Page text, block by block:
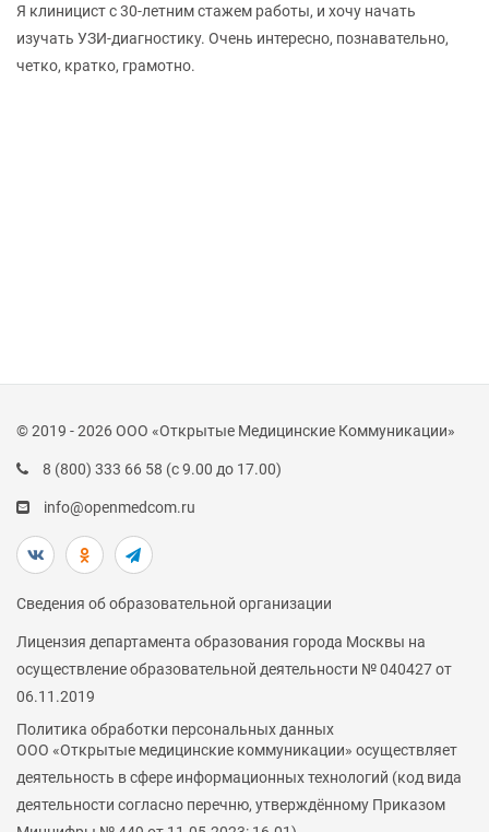
Я клиницист с 30-летним стажем работы, и хочу начать
изучать УЗИ-диагностику. Очень интересно, познавательно,
четко, кратко, грамотно.
© 2019 - 2026 ООО «Открытые Медицинские Коммуникации»
8 (800) 333 66 58 (с 9.00 до 17.00)
info@openmedcom.ru
Сведения об образовательной организации
Лицензия департамента образования города Москвы на
осуществление образовательной деятельности № 040427 от
06.11.2019
Политика обработки персональных данных
ООО «Открытые медицинские коммуникации» осуществляет
деятельность в сфере информационных технологий (код вида
деятельности согласно перечню, утверждённому Приказом